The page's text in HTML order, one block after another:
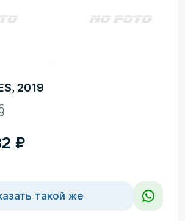
2019
₽
такой же